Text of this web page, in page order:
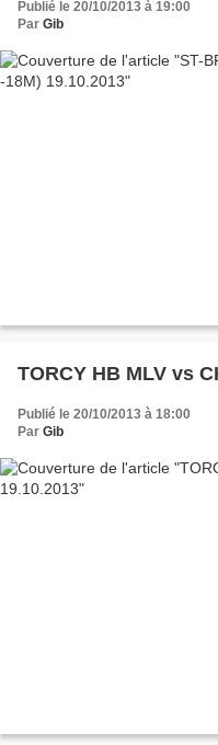
Publié le 20/10/2013 à 19:00
Par Gib
TORCY HB MLV vs
Publié le 20/10/2013 à 18:00
Par Gib